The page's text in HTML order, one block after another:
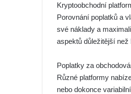
Kryptoobchodní
Porovnání poplatků a
své náklady a
aspektů důležitější než
Poplatky za
Různé platformy
nebo dokonce